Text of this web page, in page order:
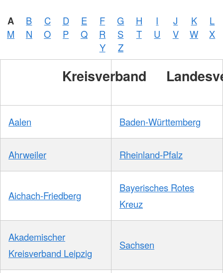
A B C D E F G H I J K
L
M
N O P Q R S T U V W
X
Y
Z
Kreisverband
Aalen Baden-Württemberg
Ahrweiler Rheinland-Pfalz
Aichach-Friedberg
Bayerisches Rotes
Kreuz
Akademischer
Kreisverband Leipzig
Sachsen